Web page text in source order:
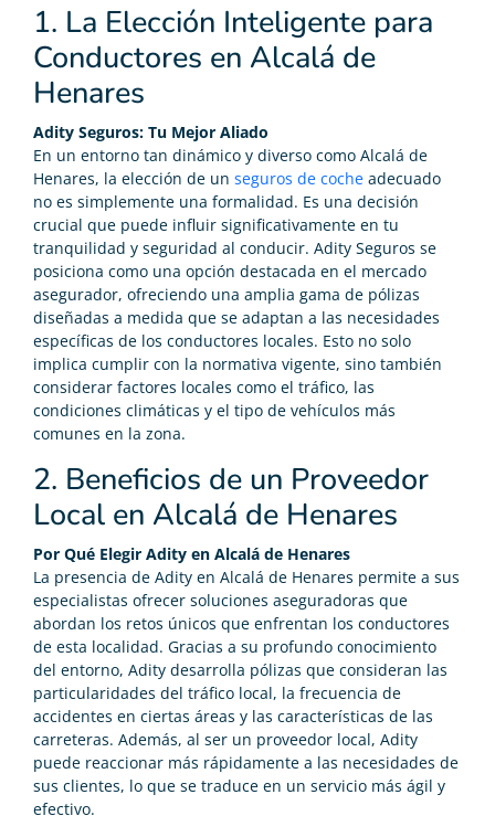
1. La Elección Inteligente para
Conductores en Alcalá de
Henares
Adity Seguros: Tu Mejor Aliado
En un entorno tan dinámico y diverso como Alcalá de
Henares, la elección de un seguros de coche adecuado
no es simplemente una formalidad. Es una decisión
crucial que puede influir significativamente en tu
tranquilidad y seguridad al conducir. Adity Seguros se
posiciona como una opción destacada en el mercado
asegurador, ofreciendo una amplia gama de pólizas
diseñadas a medida que se adaptan a las necesidades
específicas de los conductores locales. Esto no solo
implica cumplir con la normativa vigente, sino también
considerar factores locales como el tráfico, las
condiciones climáticas y el tipo de vehículos más
comunes en la zona.
2. Beneficios de un Proveedor
Local en Alcalá de Henares
Por Qué Elegir Adity en Alcalá de Henares
La presencia de Adity en Alcalá de Henares permite a sus
especialistas ofrecer soluciones aseguradoras que
abordan los retos únicos que enfrentan los conductores
de esta localidad. Gracias a su profundo conocimiento
del entorno, Adity desarrolla pólizas que consideran las
particularidades del tráfico local, la frecuencia de
accidentes en ciertas áreas y las características de las
carreteras. Además, al ser un proveedor local, Adity
puede reaccionar más rápidamente a las necesidades de
sus clientes, lo que se traduce en un servicio más ágil y
efectivo.